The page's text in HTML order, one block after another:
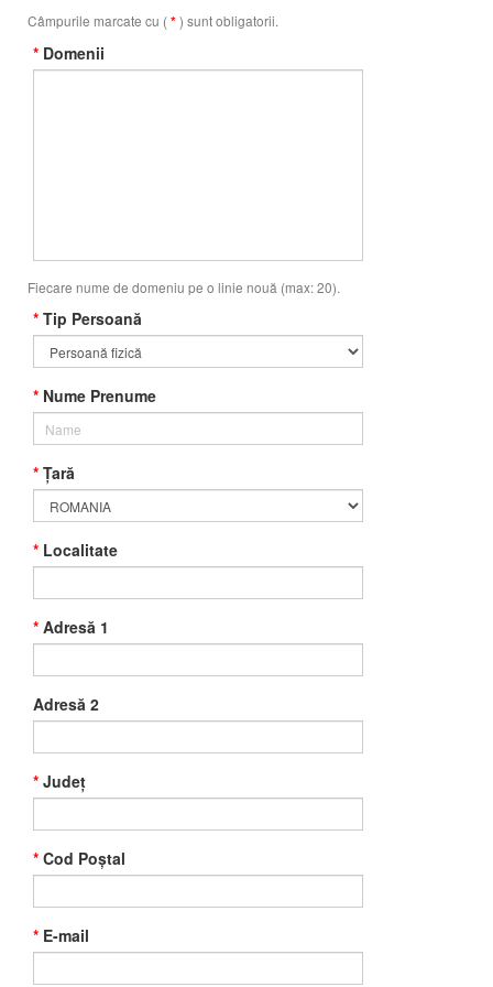
Câmpurile marcate cu (*) sunt obligatorii.
* Domenii
Fiecare nume de domeniu pe o linie nouă (max: 20).
* Tip Persoană
* Nume Prenume
* Țară
* Localitate
* Adresă 1
Adresă 2
* Județ
* Cod Poștal
* E-mail